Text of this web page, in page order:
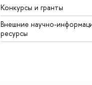
Конкурсы и гранты
Внешние научно-
ресурсы